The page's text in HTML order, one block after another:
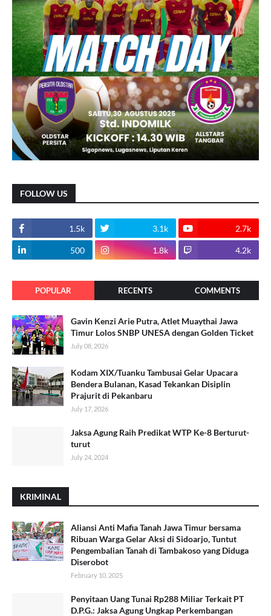
FOLLOW US
1.5k 3.1k 2.7k
500 1.8k 4.2k
POPULAR RECENTS COMMENTS
Gavin Kenzi Arie Putra, Atlet Muaythai Jawa
Timur Lolos SNBP UNESA dengan Golden Ticket
July 08, 2026
Kodam XIX/Tuanku Tambusai Gelar Upacara
Bendera Bulanan, Kasad Tekankan Disiplin
Prajurit di Pekanbaru
July 17, 2026
Jaksa Agung Raih Predikat WTP Ke-8 Berturut-
turut
July 24, 2024
KRIMINAL
Aliansi Anti Mafia Tanah Jawa Timur bersama
Ribuan Warga Gelar Aksi di Sidoarjo, Tuntut
Pengembalian Tanah di Tambakoso yang Diduga
Diserobot
February 10, 2025
Penyitaan Uang Tunai Rp288 Miliar Terkait PT
D.P.G.: Jaksa Agung Ungkap Perkembangan